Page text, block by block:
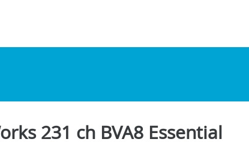
231 ch BVA8 Essential